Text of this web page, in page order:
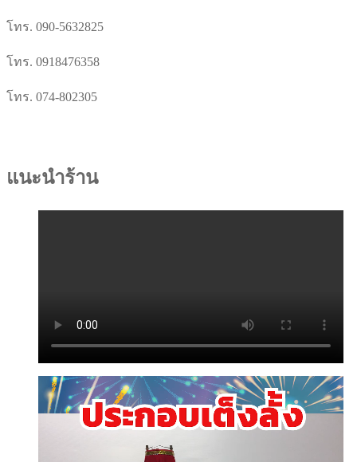
โทร. 090-5632825
โทร. 0918476358
โทร. 074-802305
แนะนำร้าน